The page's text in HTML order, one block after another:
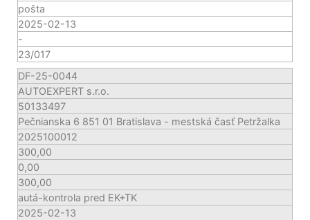
pošta
2025-02-13
-
23/017
DF-25-0044
AUTOEXPERT s.r.o.
50133497
Pečnianska 6 851 01 Bratislava - mestská časť Petržalka
2025100012
300,00
0,00
300,00
autá-kontrola pred EK+TK
2025-02-13